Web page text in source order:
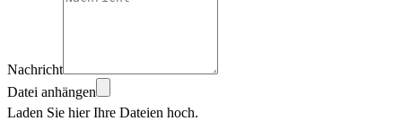
Nachricht
Datei anhängen
Laden Sie hier Ihre Dateien hoch.